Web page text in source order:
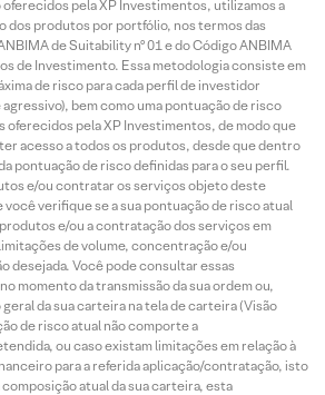
pela XP Investimentos, utilizamos a
dos produtos por portfólio, nos termos das
de Suitability nº 01 e do Código ANBIMA
de Investimento. Essa metodologia consiste em
de risco para cada perfil de investidor
bem como uma pontuação de risco
oferecidos pela XP Investimentos, de modo que
acesso a todos os produtos, desde que dentro
pontuação de risco definidas para o seu perfil.
e/ou contratar os serviços objeto deste
verifique se a sua pontuação de risco atual
e/ou a contratação dos serviços em
de volume, concentração e/ou
desejada. Você pode consultar essas
momento da transmissão da sua ordem ou,
da sua carteira na tela de carteira (Visão
de risco atual não comporte a
ou caso existam limitações em relação à
para a referida aplicação/contratação, isto
atual da sua carteira, esta